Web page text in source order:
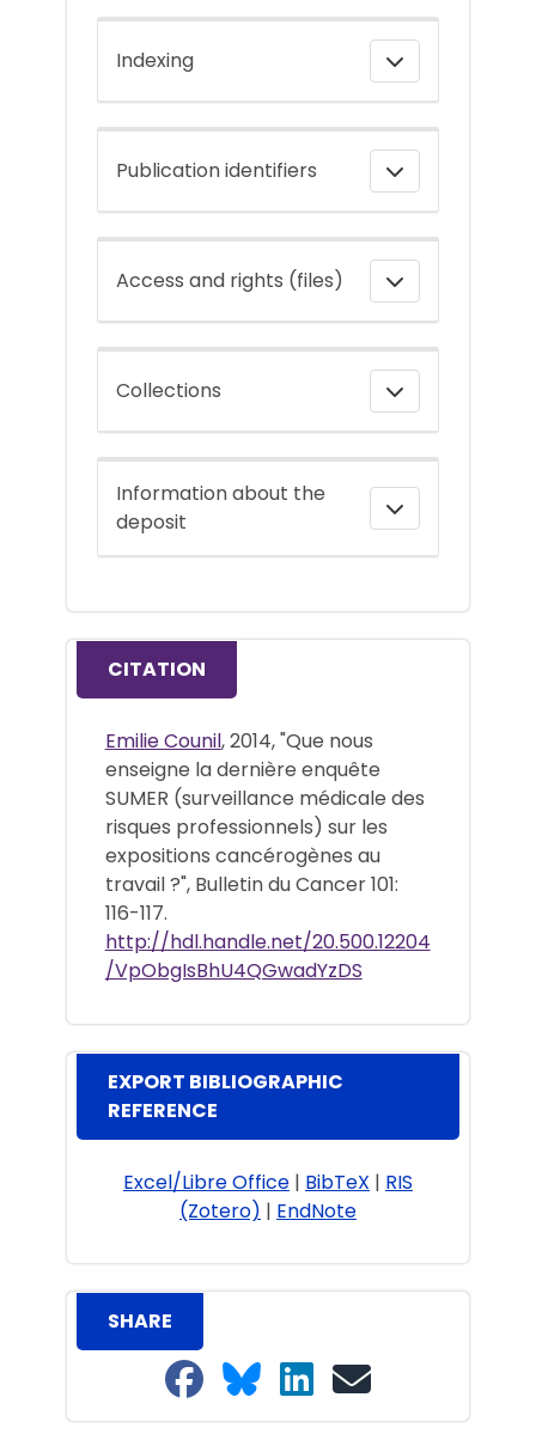
Indexing
Publication identifiers
Access and rights (files)
Collections
Information about the
deposit
CITATION
Emilie Counil, 2014, "Que nous
enseigne la dernière enquête
SUMER (surveillance médicale des
risques professionnels) sur les
expositions cancérogènes au
travail ?", Bulletin du Cancer 101:
116-117.
http://hdl.handle.net/20.500.12204
/VpObgIsBhU4QGwadYzDS
EXPORT BIBLIOGRAPHIC
REFERENCE
Excel/Libre Office | BibTeX | RIS
(Zotero) | EndNote
SHARE
Share on Facebook
Share on Bluesky
Share on LinkedIn